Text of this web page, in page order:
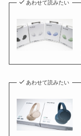
あわせて読みたい
あわせて読みたい